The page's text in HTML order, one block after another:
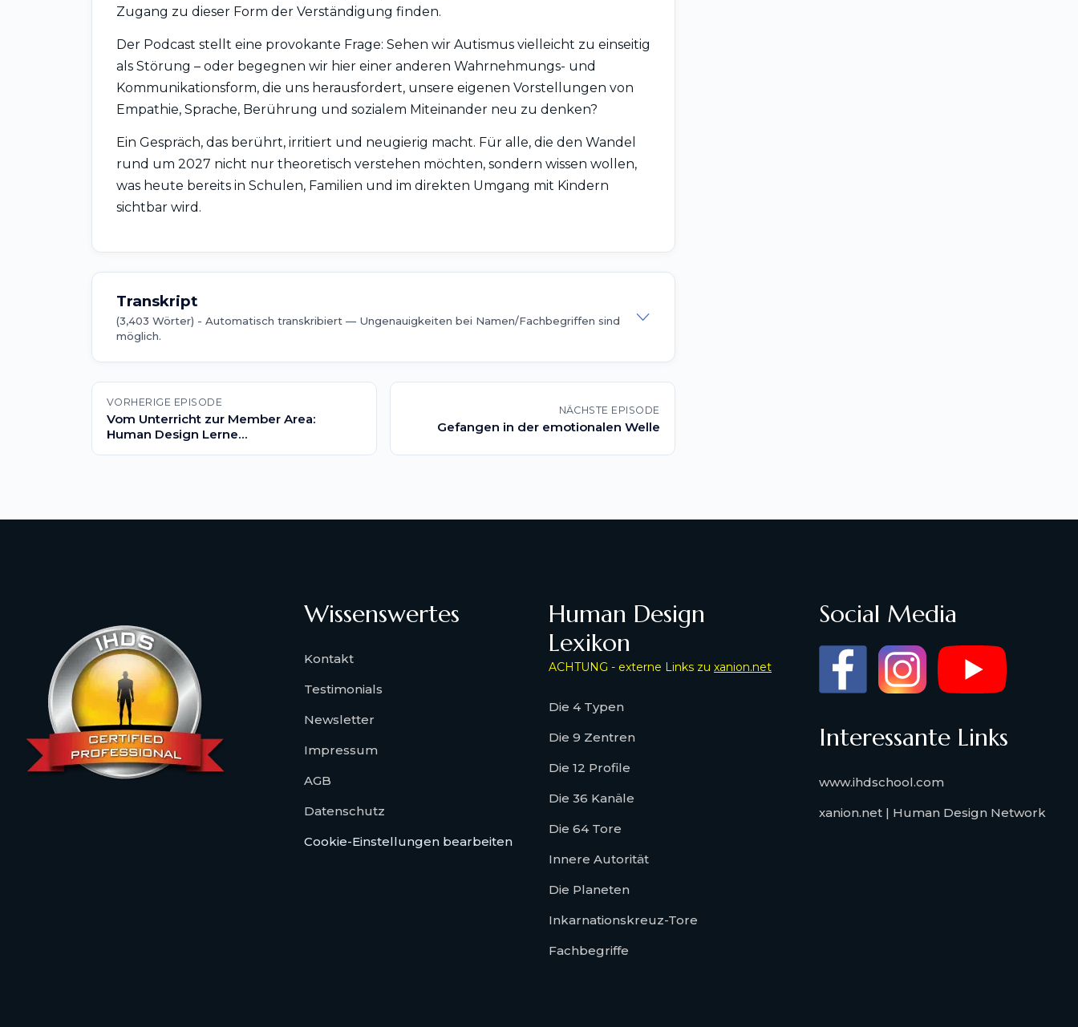
Zugang zu dieser Form der Verständigung finden.
Der Podcast stellt eine provokante Frage: Sehen wir Autismus vielleicht zu einseitig
als Störung – oder begegnen wir hier einer anderen Wahrnehmungs- und
Kommunikationsform, die uns herausfordert, unsere eigenen Vorstellungen von
Empathie, Sprache, Berührung und sozialem Miteinander neu zu denken?
Ein Gespräch, das berührt, irritiert und neugierig macht. Für alle, die den Wandel
rund um 2027 nicht nur theoretisch verstehen möchten, sondern wissen wollen,
was heute bereits in Schulen, Familien und im direkten Umgang mit Kindern
sichtbar wird.
Transkript
(3,403 Wörter) - Automatisch transkribiert — Ungenauigkeiten bei Namen/Fachbegriffen sind
möglich.
VORHERIGE EPISODE
Vom Unterricht zur Member Area:
Human Design Lerne...
NÄCHSTE EPISODE
Gefangen in der emotionalen Welle
Wissenswertes
Kontakt
Testimonials
Newsletter
Impressum
AGB
Datenschutz
Cookie-Einstellungen bearbeiten
Human Design
Lexikon
ACHTUNG - externe Links zu xanion.net
Die 4 Typen
Die 9 Zentren
Die 12 Profile
Die 36 Kanäle
Die 64 Tore
Innere Autorität
Die Planeten
Inkarnationskreuz-Tore
Fachbegriffe
Social Media
Interessante Links
www.ihdschool.com
xanion.net | Human Design Network